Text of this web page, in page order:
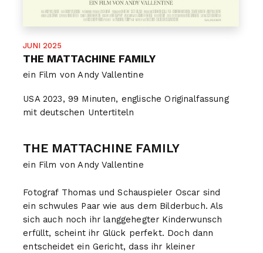
JUNI 2025
THE MATTACHINE FAMILY
ein Film von Andy Vallentine
USA2023, 99 Minuten, englische Originalfassung
mit deutschen Untertiteln
THE MATTACHINE FAMILY
ein Film von Andy Vallentine
Fotograf Thomas und Schauspieler Oscar sind
ein schwules Paar wie aus dem Bilderbuch. Als
sich auch noch ihr langgehegter Kinderwunsch
erfüllt, scheint ihr Glück perfekt. Doch dann
entscheidet ein Gericht, dass ihr kleiner